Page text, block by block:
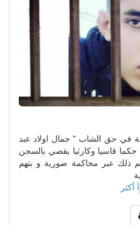
في حق الشاب " جمال اولاد عبد
قاسيا وكارثيا يقضي بالسجن
20 سنة . وتم ذلك عبر محاكمة صورية و بتهم
أكثر